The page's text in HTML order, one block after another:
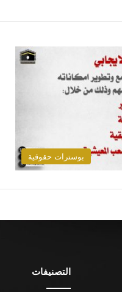
بوسترات حقوقية
التصنيفات